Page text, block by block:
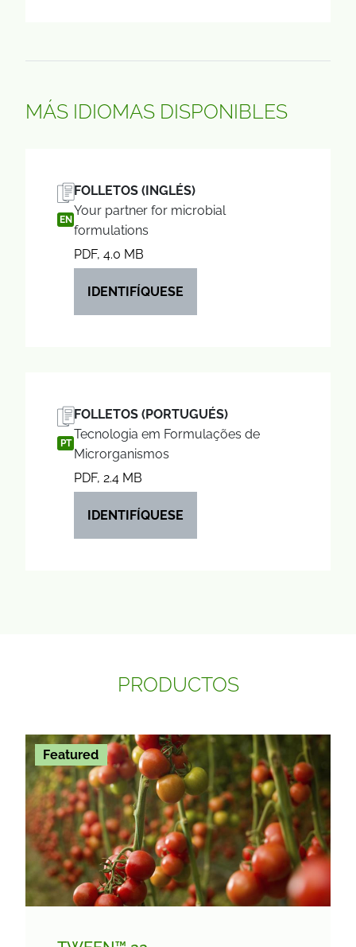
MÁS IDIOMAS DISPONIBLES
EN
FOLLETOS (INGLÉS)
Your partner for microbial
formulations
PDF, 4.0 MB
IDENTIFÍQUESE
PT
FOLLETOS (PORTUGUÉS)
Tecnologia em Formulações de
Microrganismos
PDF, 2.4 MB
IDENTIFÍQUESE
PRODUCTOS
Featured